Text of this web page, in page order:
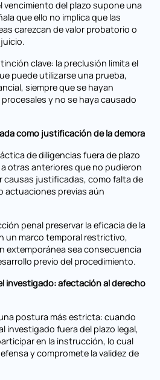
vencimiento del plazo supone una
que ello no implica que las
carezcan de valor probatorio o
clave: la preclusión limita el
puede utilizarse una prueba,
siempre que se hayan
y no se haya causado
como justificación de la demora
de diligencias fuera de plazo
otras anteriores que no pudieron
causas justificadas, como falta de
actuaciones previas aún
penal preservar la eficacia de la
un marco temporal restrictivo,
extemporánea sea consecuencia
previo del procedimiento.
investigado: afectación al derecho
postura más estricta: cuando
investigado fuera del plazo legal,
en la instrucción, lo cual
y compromete la validez de